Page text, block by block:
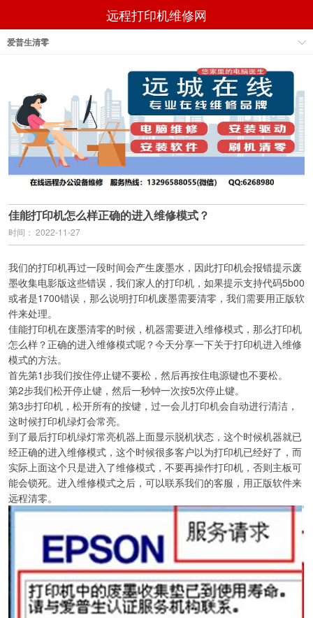
远程打印机维修网
爱普生清零
佳能打印机怎么样正确的进入维修模式？
时间： 2022-11-27
我们的打印机再过一段时间会产生废墨水，因此打印机会报错提示废
墨收集电影版这些错误，我们家人的打印机，如果提示支持代码5b00
或者是1700错误，那么说明打印机废墨需要清零，我们需要用正版软
件来处理。
佳能打印机在废墨清零的时候，机器需要进入维修模式，那么打印机
怎么样？正确的进入维修模式呢？今天分享一下关于打印机进入维修
模式的方法。
首先第1步我们按住停止键不要松，然后再按住电源键也不要松。
第2步我们松开停止键，然后一秒钟一次按5次停止键。
第3步打印机，松开所有的按键，过一会儿打印机会自动进行清洁，
这时候打印机绿灯会常亮。
到了最后打印机绿灯常亮机器上面显示脱机状态，这个时候机器就已
经正确的进入维修模式，这个时候很多客户以为打印机已经好了，而
实际上面这个只是进入了维修模式，不要再操作打印机，否则主板可
能会锁死。进入维修模式之后，可以联系我们的客服，用正版软件来
远程清零。